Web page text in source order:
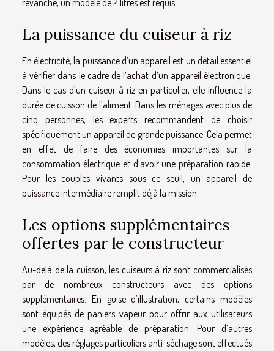
La puissance du cuiseur à riz
En électricité, la puissance d’un appareil est un détail essentiel
à vérifier dans le cadre de l’achat d’un appareil électronique.
Dans le cas d’un cuiseur à riz en particulier, elle influence la
durée de cuisson de l’aliment. Dans les ménages avec plus de
cinq personnes, les experts recommandent de choisir
spécifiquement un appareil de grande puissance. Cela permet
en effet de faire des économies importantes sur la
consommation électrique et d’avoir une préparation rapide.
Pour les couples vivants sous ce seuil, un appareil de
puissance intermédiaire remplit déjà la mission.
Les options supplémentaires
offertes par le constructeur
Au-delà de la cuisson, les cuiseurs à riz sont commercialisés
par de nombreux constructeurs avec des options
supplémentaires. En guise d’illustration, certains modèles
sont équipés de paniers vapeur pour offrir aux utilisateurs
une expérience agréable de préparation. Pour d’autres
modèles, des réglages particuliers anti-séchage sont effectués